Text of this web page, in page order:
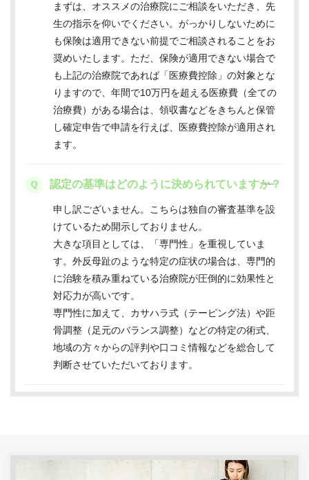
まずは、オススメの治療院にご相談をいただき、先
生の指示を仰いでください。がっかりしないために
も保険は適用できない前提でご相談されることをお
奨めいたします。ただ、保険が適用できない場合で
も上記の治療院であれば「医療費控除」の対象とな
りますので、年間で10万円を超える医療費（全ての
治療費）がある場合は、領収書などをきちんと保管
し確定申告で申請を行えば、医療費控除が適用され
ます。
認定の基準はどのように決められていますか？
申し訳ございません。こちらは独自の審査基準を設
けているため開示しておりません。
大きな項目としては、「専門性」を重視していま
す。外反母趾のような特定の症状の場合は、専門的
に治験を積み重ねている治療院が圧倒的に効果性と
対応力が高いです。
専門性に加えて、カサハラ式（テーピング法）や距
骨調整（足元のバランス調整）などの特定の術式、
地域の方々からの評判や口コミ情報などを総合して
判断させていただいております。